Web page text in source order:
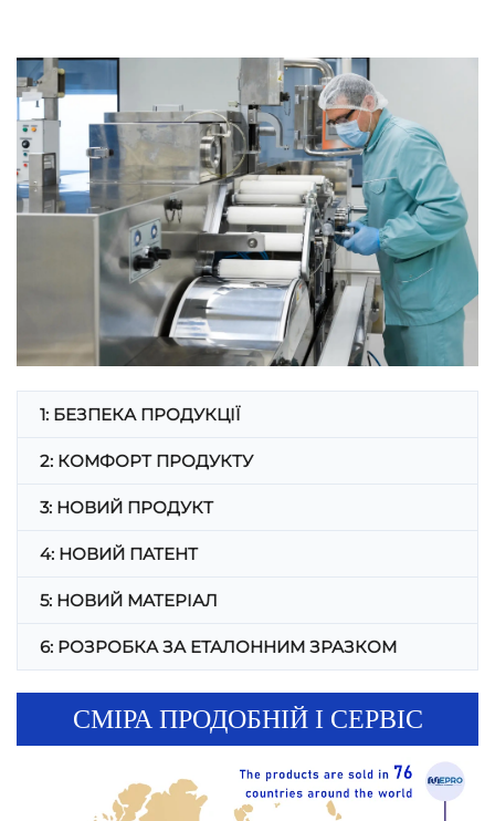
1: БЕЗПЕКА ПРОДУКЦІЇ
2: КОМФОРТ ПРОДУКТУ
3: НОВИЙ ПРОДУКТ
4: НОВИЙ ПАТЕНТ
5: НОВИЙ МАТЕРІАЛ
6: РОЗРОБКА ЗА ЕТАЛОННИМ ЗРАЗКОМ
СМІРА ПРОДОБНІЙ І СЕРВІС